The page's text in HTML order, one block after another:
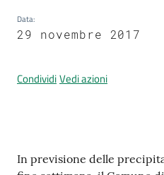
Prenotazione
l
Data:
29 novembre 2017
CondividiVedi azioni
Contenuto
In previsione delle